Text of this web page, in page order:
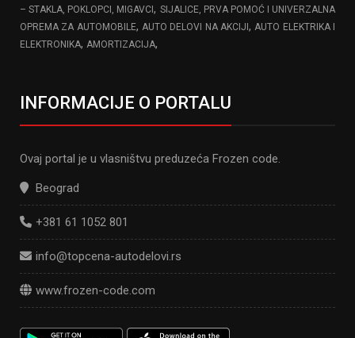
– STAKLA, POKLOPCI, MIGAVCI, SIJALICE, PRVA POMOĆ I UNIVERZALNA
OPREMA ZA AUTOMOBILE,AUTO DELOVI NA AKCIJI,AUTO ELEKTRIKA I
ELEKTRONIKA, AMORTIZACIJA,
INFORMACIJE O PORTALU
Ovaj portal je u vlasništvu preduzeća Frozen code.
Beograd
+381 61 1052 801
info@topcena-autodelovi.rs
www.frozen-code.com